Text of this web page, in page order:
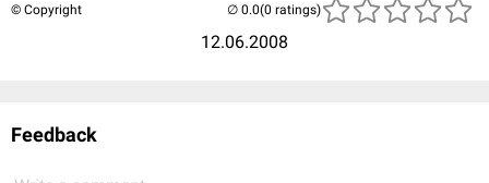
© Copyright
12.06.2008
(0 ratings)
Feedback